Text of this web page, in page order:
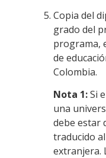
Copia del
grado del
programa,
de
Colombia.
Nota 1:Si
una
debe estar
traducido
extranjera.